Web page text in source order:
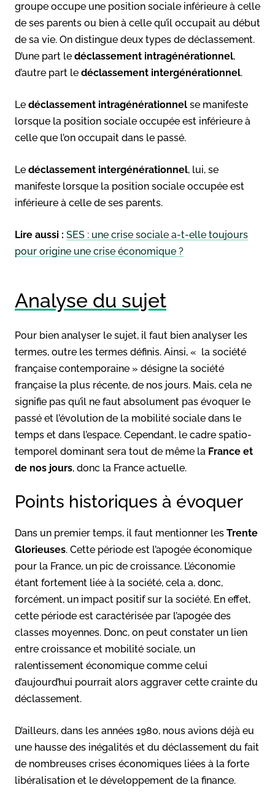
groupe occupe une position sociale inférieure à celle
de ses parents ou bien à celle qu’il occupait au début
de sa vie. On distingue deux types de déclassement.
D’une part le déclassement intragénérationnel,
d’autre part le déclassement intergénérationnel.
Le déclassement intragénérationnel se manifeste
lorsque la position sociale occupée est inférieure à
celle que l’on occupait dans le passé.
Le déclassement intergénérationnel, lui, se
manifeste lorsque la position sociale occupée est
inférieure à celle de ses parents.
Lire aussi : SES : une crise sociale a-t-elle toujours
pour origine une crise économique ?
Analyse du sujet
Pour bien analyser le sujet, il faut bien analyser les
termes, outre les termes définis. Ainsi, « la société
française contemporaine » désigne la société
française la plus récente, de nos jours. Mais, cela ne
signifie pas qu’il ne faut absolument pas évoquer le
passé et l’évolution de la mobilité sociale dans le
temps et dans l’espace. Cependant, le cadre spatio-
temporel dominant sera tout de même la France et
de nos jours, donc la France actuelle.
Points historiques à évoquer
Dans un premier temps, il faut mentionner les Trente
Glorieuses. Cette période est l’apogée économique
pour la France, un pic de croissance. L’économie
étant fortement liée à la société, cela a, donc,
forcément, un impact positif sur la société. En effet,
cette période est caractérisée par l’apogée des
classes moyennes. Donc, on peut constater un lien
entre croissance et mobilité sociale, un
ralentissement économique comme celui
d’aujourd’hui pourrait alors aggraver cette crainte du
déclassement.
D’ailleurs, dans les années 1980, nous avions déjà eu
une hausse des inégalités et du déclassement du fait
de nombreuses crises économiques liées à la forte
libéralisation et le développement de la finance.